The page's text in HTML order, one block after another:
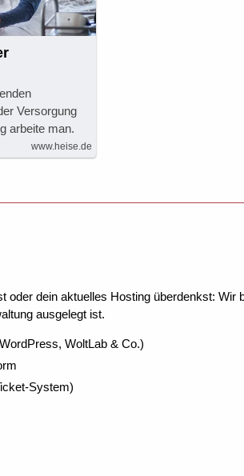
Versorgung
arbeite man.
www.heise.de
oder dein aktuelles Hosting überdenkst:
ausgelegt ist.
WoltLab & Co.)
System)